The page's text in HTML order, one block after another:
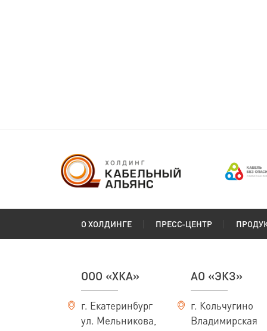
О ХОЛДИНГЕ ПРЕСС-ЦЕНТР
ООО «ХКА»
г. Екатеринбург
ул. Мельникова,
АО «ЭКЗ»
г. Кольчугино
Владимирская